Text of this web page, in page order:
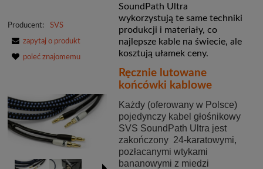
SoundPath Ultra
wykorzystują te same techniki
produkcji i materiały, co
najlepsze kable na świecie, ale
kosztują ułamek ceny.
Ręcznie lutowane
końcówki kablowe
Każdy (oferowany w Polsce)
pojedynczy kabel głośnikowy
SVS SoundPath Ultra jest
zakończony 24-karatowymi,
pozłacanymi wtykami
bananowymi z miedzi
Producent: SVS
zapytaj o produkt
poleć znajomemu